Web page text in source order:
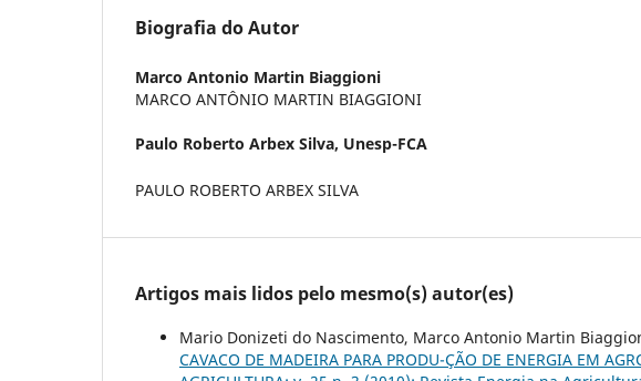
Biografia do Autor
Marco Antonio Martin Biaggioni
MARCO ANTÔNIO MARTIN BIAGGIONI
Paulo Roberto Arbex Silva, Unesp-FCA
PAULO ROBERTO ARBEX SILVA
Artigos mais lidos pelo mesmo(s) autor(es)
Mario Donizeti do Nascimento, Marco Antonio Martin
CAVACO DE MADEIRA PARA PRODU-ÇÃO DE ENERGIA EM